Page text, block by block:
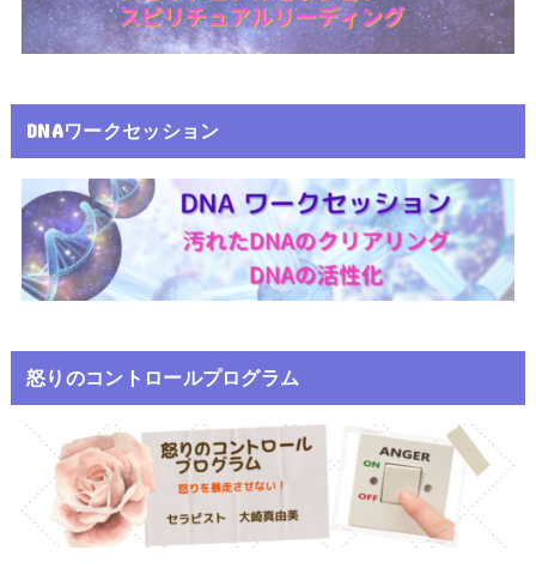
DNAワークセッション
怒りのコントロールプログラム